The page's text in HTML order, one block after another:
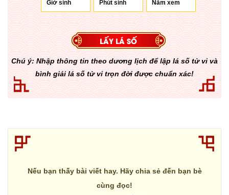
Chú ý: Nhập thông tin theo dương lịch để lập lá số tử vi và
bình giải lá số tử vi trọn đời được chuẩn xác!
Nếu bạn thấy bài viết hay. Hãy chia sẻ đến bạn bè
cùng đọc!